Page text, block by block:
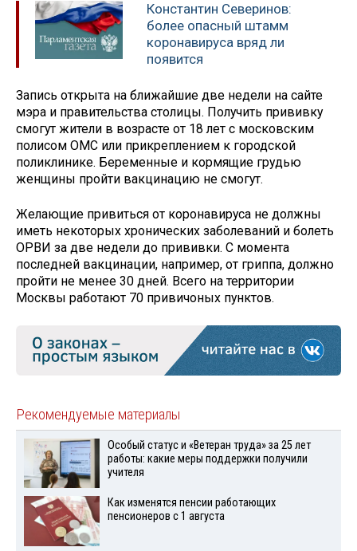
Константин Северинов:
более опасный штамм
коронавируса вряд ли
появится
Запись открыта на ближайшие две недели на сайте
мэра и правительства столицы. Получить прививку
смогут жители в возрасте от 18 лет с московским
полисом ОМС или прикреплением к городской
поликлинике. Беременные и кормящие грудью
женщины пройти вакцинацию не смогут.
Желающие привиться от коронавируса не должны
иметь некоторых хронических заболеваний и болеть
ОРВИ за две недели до прививки. С момента
последней вакцинации, например, от гриппа, должно
пройти не менее 30 дней. Всего на территории
Москвы работают 70 привичоных пунктов.
Рекомендуемые материалы
Особый статус и «Ветеран труда» за 25 лет
работы: какие меры поддержки получили
учителя
Как изменятся пенсии работающих
пенсионеров с 1 августа